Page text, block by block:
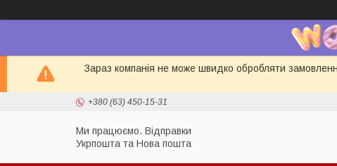
Зараз компанія не може швидко обробляти
+380 (63) 450-15-31
Ми працюємо. Відправки
Укрпошта та Нова пошта